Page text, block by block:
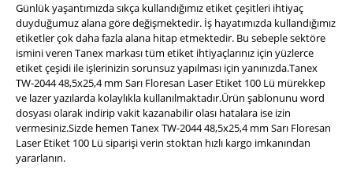
Günlük yaşantımızda sıkça kullandığımız etiket çeşitleri ihtiyaç
duyduğumuz alana göre değişmektedir. İş hayatımızda kullandığımız
etiketler çok daha fazla alana hitap etmektedir. Bu sebeple sektöre
ismini veren Tanex markası tüm etiket ihtiyaçlarınız için yüzlerce
etiket çeşidi ile işlerinizin sorunsuz yapılması için yanınızda.Tanex
TW-2044 48,5x25,4 mm Sarı Floresan Laser Etiket 100 Lü mürekkep
ve lazer yazılarda kolaylıkla kullanılmaktadır.Ürün şablonunu word
dosyası olarak indirip vakit kazanabilir olası hatalara ise izin
vermesiniz.Sizde hemen Tanex TW-2044 48,5x25,4 mm Sarı Floresan
Laser Etiket 100 Lü siparişi verin stoktan hızlı kargo imkanından
yararlanın.